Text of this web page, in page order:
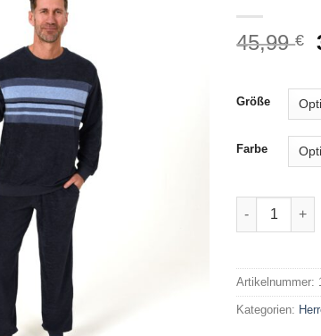
45,99€
Größe
Farbe
Normann
Artikelnummer:
Kategorien: